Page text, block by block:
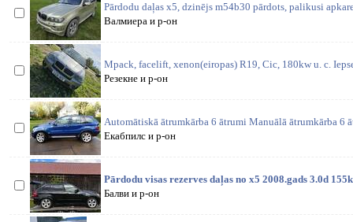
Pārdodu daļas x5, dzinējs m54b30 pārdots, palikusi
Валмиера и р-он
Mpack, facelift, xenon(eiropas) R19, Cic, 180kw u. c.
Резекне и р-он
Automātiskā ātrumkārba 6 ātrumi Manuālā ātrumkārba 6
Екабпилс и р-он
Pārdodu visas rezerves daļas no x5 2008.gads 3.0d
Балви и р-он